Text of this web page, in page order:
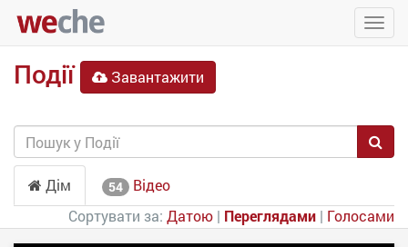
Події Завантажити
Дім 54
Відео
Сортувати за: Датою | Переглядами | Голосами